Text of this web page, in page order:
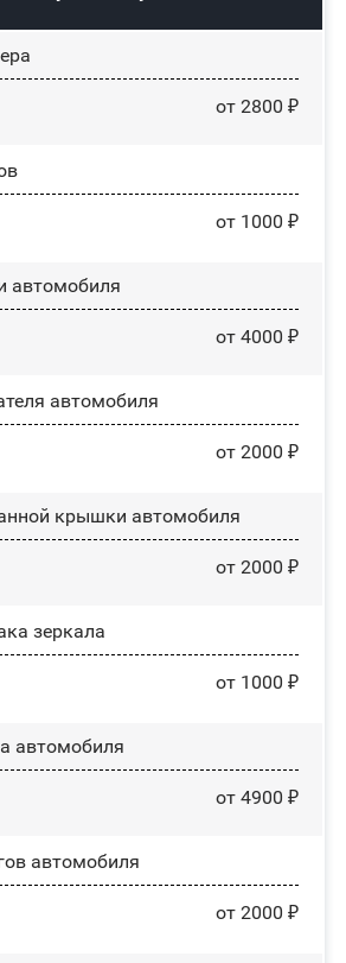
от 2800 ₽
от 1000 ₽
автомобиля
от 4000 ₽
автомобиля
от 2000 ₽
крышки автомобиля
от 2000 ₽
зеркала
от 1000 ₽
автомобиля
от 4900 ₽
автомобиля
от 2000 ₽